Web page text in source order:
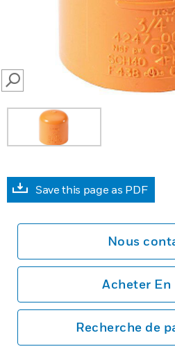
SEARCH
Save this page as PDF
Nous
Acheter En
Recherche de